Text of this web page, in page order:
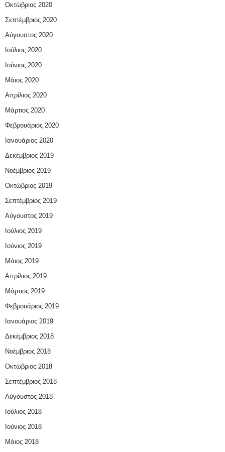
Οκτώβριος 2020
Σεπτέμβριος 2020
Αύγουστος 2020
Ιούλιος 2020
Ιούνιος 2020
Μάιος 2020
Απρίλιος 2020
Μάρτιος 2020
Φεβρουάριος 2020
Ιανουάριος 2020
Δεκέμβριος 2019
Νοέμβριος 2019
Οκτώβριος 2019
Σεπτέμβριος 2019
Αύγουστος 2019
Ιούλιος 2019
Ιούνιος 2019
Μάιος 2019
Απρίλιος 2019
Μάρτιος 2019
Φεβρουάριος 2019
Ιανουάριος 2019
Δεκέμβριος 2018
Νοέμβριος 2018
Οκτώβριος 2018
Σεπτέμβριος 2018
Αύγουστος 2018
Ιούλιος 2018
Ιούνιος 2018
Μάιος 2018